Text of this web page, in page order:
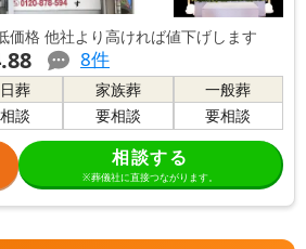
価格 他社より高ければ値下げします
8件
葬
談
家族葬
要相談
一般葬
要相談
相談する
※葬儀社に直接つながります。